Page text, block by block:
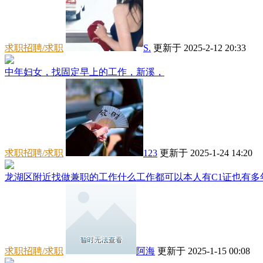
求职招聘/求职 S. 更新于 2025-2-12 20:33
中年妇女，找固定早上的工作，新溪，
求职招聘/求职 123 更新于 2025-1-24 14:20
龙湖区附近找做兼职的工作什么工作都可以本人有C1证也有多
求职招聘/求职 阿海 更新于 2025-1-15 00:08